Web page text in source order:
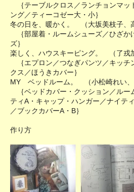
｛テーブルクロス／ランチョンマッ
ング／ティーコゼー大・小｝
冬の日を、暖かく。 （大坂美枝子、
｛部屋着・ルームシューズ／ひざか
ズ｝
楽しく、ハウスキーピング。 （了戎
｛エプロン／つなぎパンツ／キッチ
クス／ほうきカバー｝
MY ベッドルーム。 （小松崎れい、
｛ベッドカバー・クッション／ルー
ティA・キャップ・ハンガー／ナイテ
／ブックカバーA・B｝
作り方